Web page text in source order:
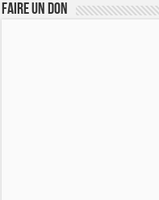
FAIRE UN DON